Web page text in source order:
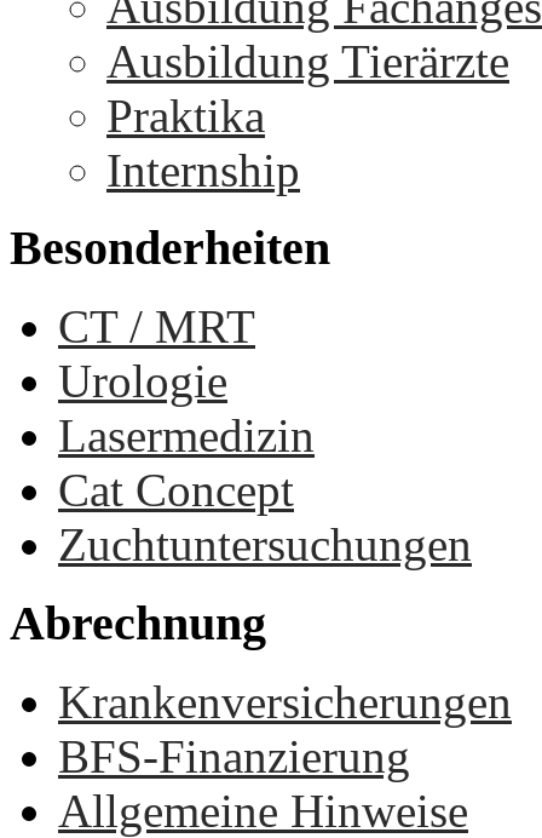
Ausbildung Tierärzte
Praktika
Internship
Besonderheiten
CT / MRT
Urologie
Lasermedizin
Cat Concept
Zuchtuntersuchungen
Abrechnung
Krankenversicherungen
BFS-Finanzierung
Allgemeine Hinweise